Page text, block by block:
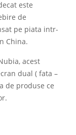
este
de
pe piata intr-
China.
acest
dual ( fata –
de produse ce